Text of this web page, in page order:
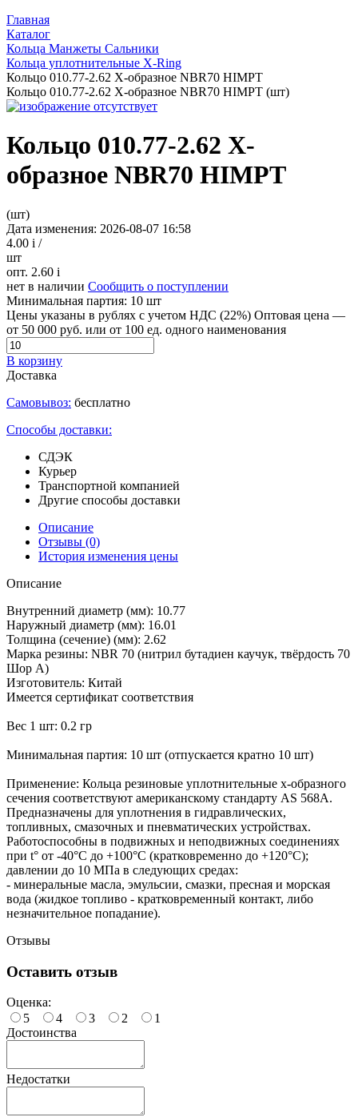
Главная
Каталог
Кольца Манжеты Сальники
Кольца уплотнительные Х-Ring
Кольцо 010.77-2.62 Х-образное NBR70 HIMPT
Кольцо 010.77-2.62 Х-образное NBR70 HIMPT (шт)
Кольцо 010.77-2.62 Х-
образное NBR70 HIMPT
(шт)
Дата изменения: 2026-08-07 16:58
4.00 i /
шт
опт. 2.60 i
нет в наличии Сообщить о поступлении
Минимальная партия: 10 шт
Цены указаны в рублях с учетом НДС (22%) Оптовая цена —
от 50 000 руб. или от 100 ед. одного наименования
В корзину
Доставка
Самовывоз: бесплатно
Способы доставки:
СДЭК
Курьер
Транспортной компанией
Другие способы доставки
Описание
Отзывы (0)
История изменения цены
Описание
Внутренний диаметр (мм): 10.77
Наружный диаметр (мм): 16.01
Толщина (сечение) (мм): 2.62
Марка резины: NBR 70 (нитрил бутадиен каучук, твёрдость 70
Шор А)
Изготовитель: Китай
Имеется сертификат соответствия
Вес 1 шт: 0.2 гр
Минимальная партия: 10 шт (отпускается кратно 10 шт)
Применение: Кольца резиновые уплотнительные х-образного
сечения соответствуют американскому стандарту AS 568A.
Предназначены для уплотнения в гидравлических,
топливных, смазочных и пневматических устройствах.
Работоспособны в подвижных и неподвижных соединениях
при t° от -40°С до +100°С (кратковременно до +120°С);
давлении до 10 МПа в следующих средах:
- минеральные масла, эмульсии, смазки, пресная и морская
вода (жидкое топливо - кратковременный контакт, либо
незначительное попадание).
Отзывы
Оставить отзыв
Оценка:
5
4 3 2
1
Достоинства
Недостатки